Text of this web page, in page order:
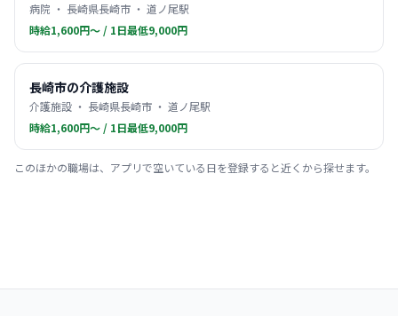
病院 ・ 長崎県長崎市 ・ 道ノ尾駅
時給1,600円〜 / 1日最低9,000円
長崎市の介護施設
介護施設 ・ 長崎県長崎市 ・ 道ノ尾駅
時給1,600円〜 / 1日最低9,000円
このほかの職場は、アプリで空いている日を登録すると近くから探せます。